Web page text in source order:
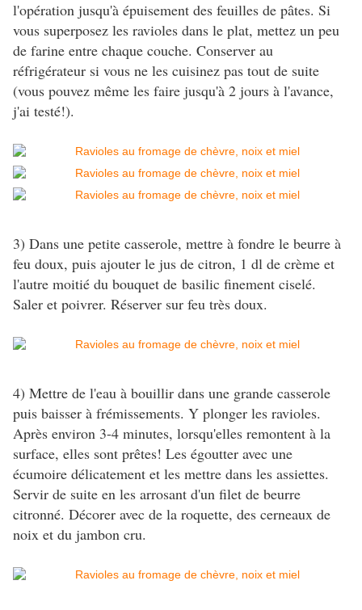
l'opération jusqu'à épuisement des feuilles de pâtes. Si
vous superposez les ravioles dans le plat, mettez un peu
de farine entre chaque couche. Conserver au
réfrigérateur si vous ne les cuisinez pas tout de suite
(vous pouvez même les faire jusqu'à 2 jours à l'avance,
j'ai testé!).
3) Dans une petite casserole, mettre à fondre le beurre à
feu doux, puis ajouter le jus de citron, 1 dl de crème et
l'autre moitié du bouquet de basilic finement ciselé.
Saler et poivrer. Réserver sur feu très doux.
4) Mettre de l'eau à bouillir dans une grande casserole
puis baisser à frémissements. Y plonger les ravioles.
Après environ 3-4 minutes, lorsqu'elles remontent à la
surface, elles sont prêtes! Les égoutter avec une
écumoire délicatement et les mettre dans les assiettes.
Servir de suite en les arrosant d'un filet de beurre
citronné. Décorer avec de la roquette, des cerneaux de
noix et du jambon cru.